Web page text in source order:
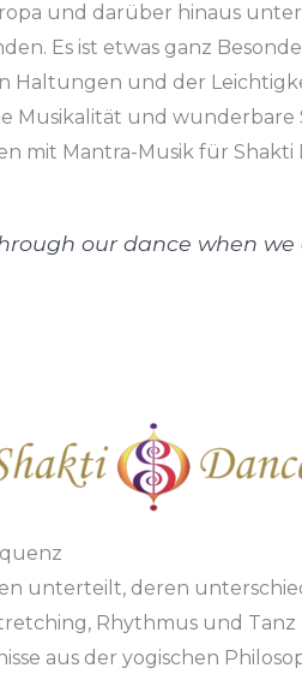
und darüber hinaus
Es ist etwas ganz
Haltungen und der
Musikalität und
mit Mantra-Musik für
our dance when
unterteilt, deren
Rhythmus und
aus der yogischen